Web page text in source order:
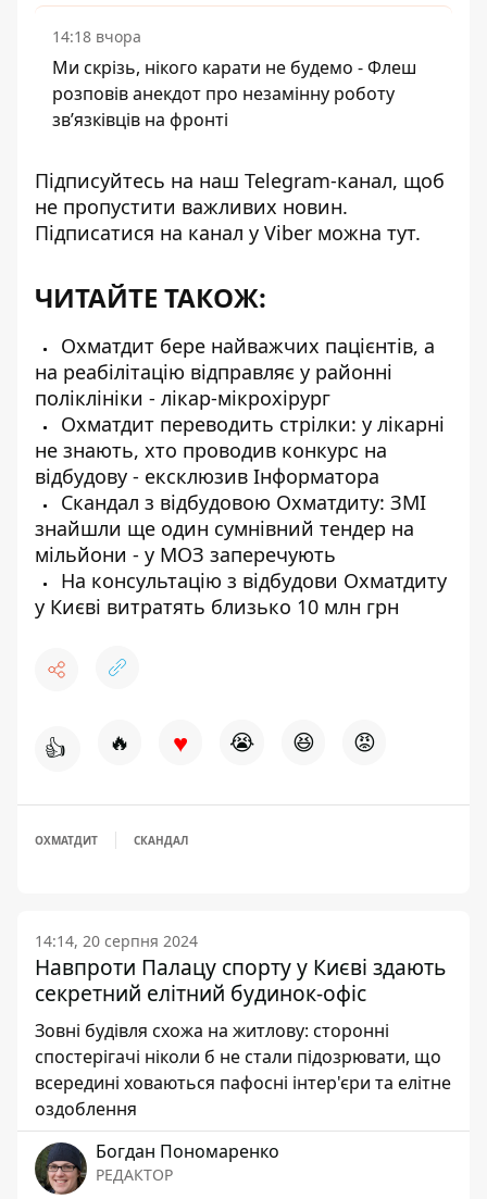
14:18 вчора
Ми скрізь, нікого карати не будемо - Флеш
розповів анекдот про незамінну роботу
зв’язківців на фронті
Підписуйтесь на наш Telegram-канал, щоб
не пропустити важливих новин.
Підписатися на канал у Viber можна тут.
ЧИТАЙТЕ ТАКОЖ:
Охматдит бере найважчих пацієнтів, а
на реабілітацію відправляє у районні
поліклініки - лікар-мікрохірург
Охматдит переводить стрілки: у лікарні
не знають, хто проводив конкурс на
відбудову - ексклюзив Інформатора
Скандал з відбудовою Охматдиту: ЗМІ
знайшли ще один сумнівний тендер на
мільйони - у МОЗ заперечують
На консультацію з відбудови Охматдиту
у Києві витратять близько 10 млн грн
👍 🔥 ♥ 😭 😆 😡
ОХМАТДИТ СКАНДАЛ
14:14, 20 серпня 2024
Навпроти Палацу спорту у Києві здають
секретний елітний будинок-офіс
Зовні будівля схожа на житлову: сторонні
спостерігачі ніколи б не стали підозрювати, що
всередині ховаються пафосні інтер'єри та елітне
оздоблення
Богдан Пономаренко
РЕДАКТОР